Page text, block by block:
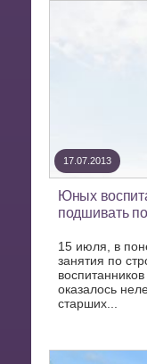
17.07.2013
Юных
подшивать
15 июля, в
занятия по
оказалось
старших...